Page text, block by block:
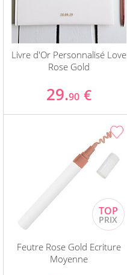
Livre d'Or Personnalisé Love
Rose Gold
29.90 €
Feutre Rose Gold Ecriture
Moyenne